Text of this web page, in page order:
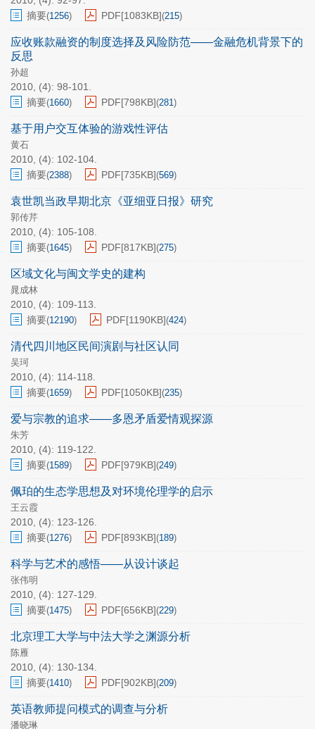
摘要(1256) PDF[1083KB](215)
应收账款融资的制度选择及风险防范——金融危机背景下的
反思
孙超
2010, (4): 98-101.
摘要(1660) PDF[798KB](281)
基于用户交互体验的游戏性评估
黄石
2010, (4): 102-104.
摘要(2388) PDF[735KB](569)
袁世凯当政早期北京《亚细亚日报》研究
郭传芹
2010, (4): 105-108.
摘要(1645) PDF[817KB](275)
区域文化与闽文学史的建构
晁成林
2010, (4): 109-113.
摘要(12190) PDF[1190KB](424)
清代四川地区民间演剧与社区认同
吴珂
2010, (4): 114-118.
摘要(1659) PDF[1050KB](235)
爱与宗教的追求——多恩矛盾爱情观探源
朱芳
2010, (4): 119-122.
摘要(1589) PDF[979KB](249)
佩珀的生态学思想及对环境伦理学的启示
王云霞
2010, (4): 123-126.
摘要(1276) PDF[893KB](189)
科学与艺术的感悟——从设计谈起
张伟明
2010, (4): 127-129.
摘要(1475) PDF[656KB](229)
北京理工大学与中法大学之渊源分析
陈雁
2010, (4): 130-134.
摘要(1410) PDF[902KB](209)
英语教师提问模式的调查与分析
潘晓琳